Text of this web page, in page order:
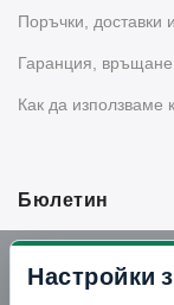
Поръчки, доставки
Гаранция,
Как да използваме
Бюлетин
Вземи -10%
Настройки